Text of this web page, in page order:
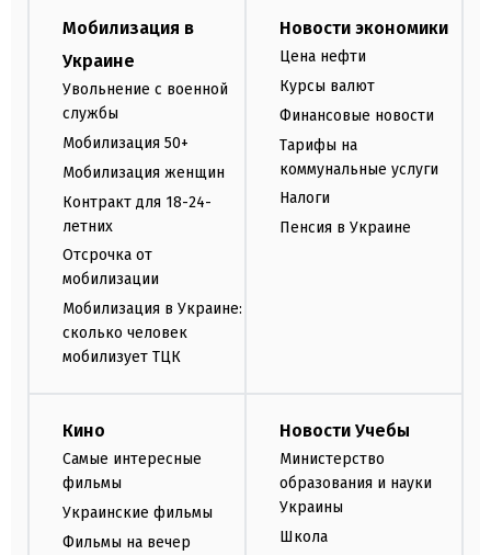
Мобилизация в
Украине
Увольнение с военной
службы
Мобилизация 50+
Мобилизация женщин
Контракт для 18-24-
летних
Отсрочка от
мобилизации
Мобилизация в Украине:
сколько человек
мобилизует ТЦК
Новости экономики
Цена нефти
Курсы валют
Финансовые новости
Тарифы на
коммунальные услуги
Налоги
Пенсия в Украине
Кино
Самые интересные
фильмы
Украинские фильмы
Фильмы на вечер
Новости Учебы
Министерство
образования и науки
Украины
Школа